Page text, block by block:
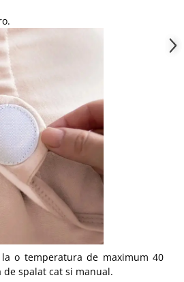
o temperatura de maximum 40
spalat cat si manual.